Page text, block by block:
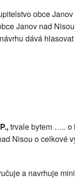
obce
Janov nad
dává hlasovat
trvale bytem ….. o
Nisou o celkové
a navrhuje